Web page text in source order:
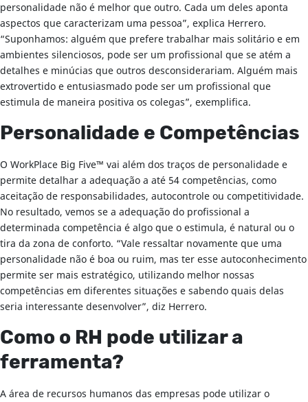
personalidade não é melhor que outro. Cada um deles aponta
aspectos que caracterizam uma pessoa”, explica Herrero.
“Suponhamos: alguém que prefere trabalhar mais solitário e em
ambientes silenciosos, pode ser um profissional que se atém a
detalhes e minúcias que outros desconsiderariam. Alguém mais
extrovertido e entusiasmado pode ser um profissional que
estimula de maneira positiva os colegas”, exemplifica.
Personalidade e Competências
O WorkPlace Big Five™ vai além dos traços de personalidade e
permite detalhar a adequação a até 54 competências, como
aceitação de responsabilidades, autocontrole ou competitividade.
No resultado, vemos se a adequação do profissional a
determinada competência é algo que o estimula, é natural ou o
tira da zona de conforto. “Vale ressaltar novamente que uma
personalidade não é boa ou ruim, mas ter esse autoconhecimento
permite ser mais estratégico, utilizando melhor nossas
competências em diferentes situações e sabendo quais delas
seria interessante desenvolver”, diz Herrero.
Como o RH pode utilizar a
ferramenta?
A área de recursos humanos das empresas pode utilizar o